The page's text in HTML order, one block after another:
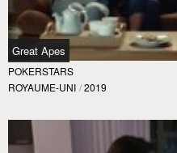
Great Apes
POKERSTARS
ROYAUME-UNI / 2019